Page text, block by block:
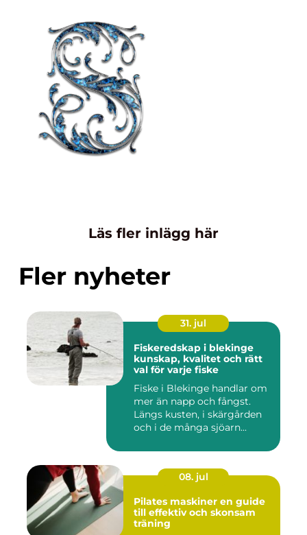
Läs fler inlägg här
Fler nyheter
31. jul
Fiskeredskap i blekinge
kunskap, kvalitet och rätt
val för varje fiske
Fiske i Blekinge handlar om
mer än napp och fångst.
Längs kusten, i skärgården
och i de många sjöarn...
08. jul
Pilates maskiner en guide
till effektiv och skonsam
träning